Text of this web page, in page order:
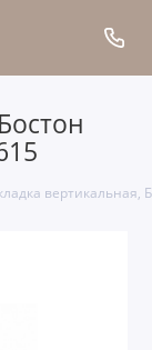
вертикальная,